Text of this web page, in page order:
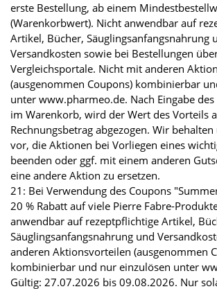
erste Bestellung, ab einem
(Warenkorbwert). Nicht anwendbar auf
Artikel, Bücher, Säuglingsanfangsnahrung
Versandkosten sowie bei Bestellungen
Vergleichsportale. Nicht mit anderen
(ausgenommen Coupons) kombinierbar
unter www.pharmeo.de. Nach Eingabe
im Warenkorb, wird der Wert des Vorteils
Rechnungsbetrag abgezogen. Wir behalten
vor, die Aktionen bei Vorliegen eines
beenden oder ggf. mit einem anderen
eine andere Aktion zu ersetzen.
21: Bei Verwendung des Coupons
20 % Rabatt auf viele Pierre Fabre-
anwendbar auf rezeptpflichtige Artikel,
Säuglingsanfangsnahrung und
anderen Aktionsvorteilen (ausgenommen
kombinierbar und nur einzulösen unter
Gültig: 27.07.2026 bis 09.08.2026. Nur